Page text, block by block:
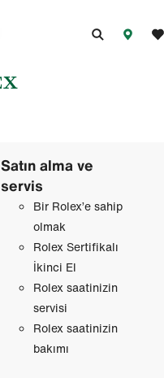
Satın alma ve
servis
Bir Rolex’e sahip
olmak
Rolex Sertifikalı
İkinci El
Rolex saatinizin
servisi
Rolex saatinizin
bakımı